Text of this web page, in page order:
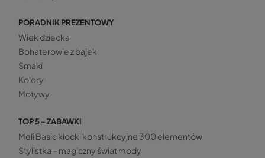
PORADNIK PREZENTOWY
Wiek dziecka
Bohaterowie z bajek
Smaki
Kolory
Motywy
TOP 5 - ZABAWKI
Meli Basic klocki konstrukcyjne 300 elementów
Stylistka – magiczny świat mody